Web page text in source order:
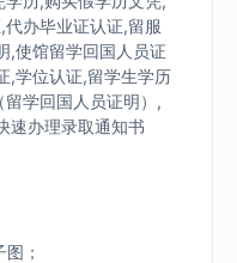
办毕业证认证,留服
,使馆留学回国人员证
,学位认证,留学生学历
学回国人员证明）,
速办理录取通知书
；